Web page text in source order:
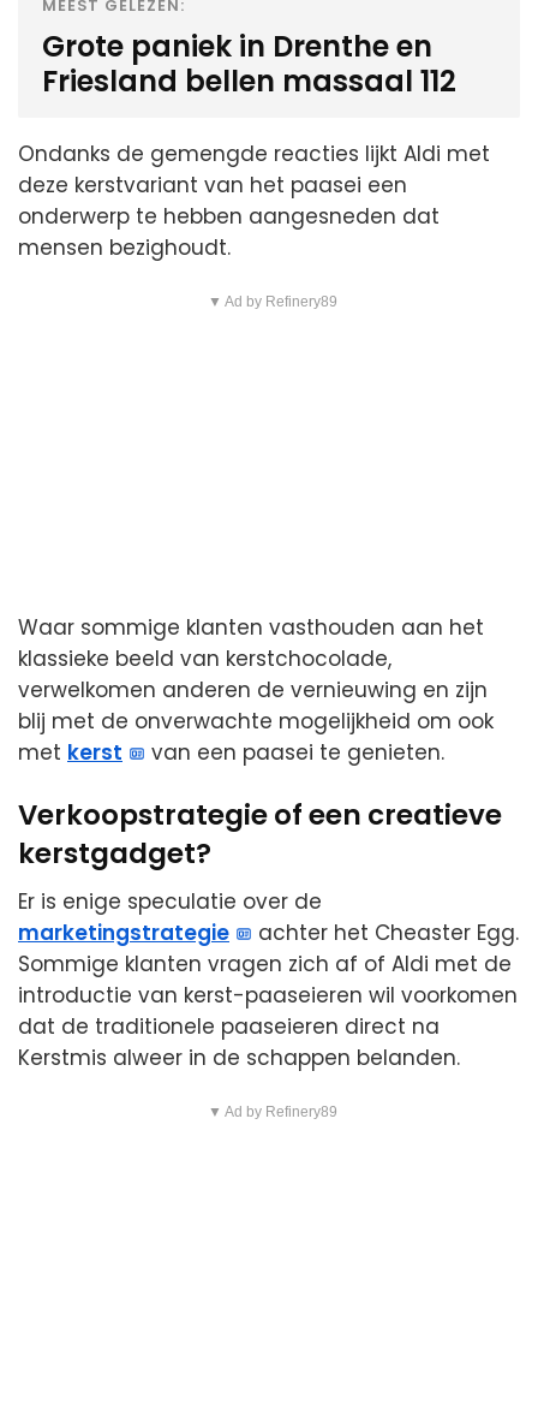
MEEST GELEZEN:
Grote paniek in Drenthe en
Friesland bellen massaal 112
Ondanks de gemengde reacties lijkt Aldi met
deze kerstvariant van het paasei een
onderwerp te hebben aangesneden dat
mensen bezighoudt.
▼ Ad by Refinery89
Waar sommige klanten vasthouden aan het
klassieke beeld van kerstchocolade,
verwelkomen anderen de vernieuwing en zijn
blij met de onverwachte mogelijkheid om ook
met kerst van een paasei te genieten.
Verkoopstrategie of een creatieve
kerstgadget?
Er is enige speculatie over de
marketingstrategie
achter het Cheaster Egg.
Sommige klanten vragen zich af of Aldi met de
introductie van kerst-paaseieren wil voorkomen
dat de traditionele paaseieren direct na
Kerstmis alweer in de schappen belanden.
▼ Ad by Refinery89